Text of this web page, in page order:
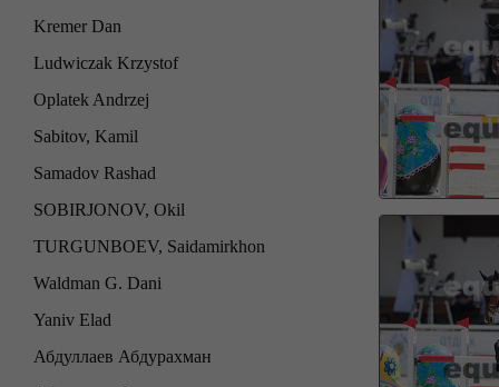
Kremer Dan
Ludwiczak Krzystof
Oplatek Andrzej
Sabitov, Kamil
Samadov Rashad
SOBIRJONOV, Okil
TURGUNBOEV, Saidamirkhon
Waldman G. Dani
Yaniv Elad
Абдуллаев Абдурахман